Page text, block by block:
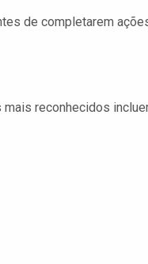
de completarem
reconhecidos